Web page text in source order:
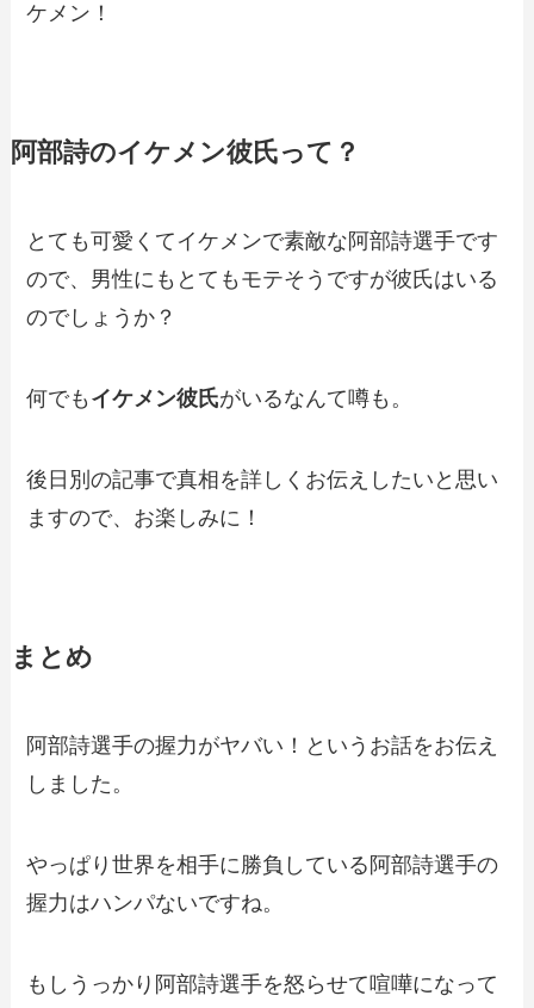
ケメン！
阿部詩のイケメン彼氏って？
とても可愛くてイケメンで素敵な阿部詩選手です
ので、男性にもとてもモテそうですが彼氏はいる
のでしょうか？
何でも イケメン彼氏がいるなんて噂も。
後日別の記事で真相を詳しくお伝えしたいと思い
ますので、お楽しみに！
まとめ
阿部詩選手の握力がヤバい！というお話をお伝え
しました。
やっぱり世界を相手に勝負している阿部詩選手の
握力はハンパないですね。
もしうっかり阿部詩選手を怒らせて喧嘩になって